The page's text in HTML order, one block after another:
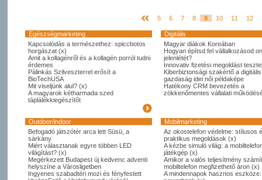
5 6 7 8 9 10 11 12
Egészségmarketing
Digitális
Kapcsolódás a természethez: spiccbotos
horgászat (x)
Amit a kollagénről és a kollagén porról tudni
érdemes
Pálinkás Szilveszterrel erősít a
BioTechUSA
Mit viseljünk alul? (x)
A magyarok kétharmada szed
táplálékkiegészítőt
Magyar diákok Koreában
Hogyan építsd fel vállalkozásod
jelenlétét?
Innovativ fizetési megoldást
Kiberbiztonsági szakértő a digitális
gazdaság idei női példaképe
Hatékony CRM bevezetés a
zökkenőmentes vállalati
Outdoor/indoor
Mobilmarketing
Befogadó játszótér arca lett Süsü, a
sárkány
Miért választanak egyre többen LED
világítást? (x)
Megérkezett Budapest új kedvenc adventi
helyszíne a Városligetben
Ingyenes szabadtéri mozi és fényfestett
Az okostelefon védelme: stílusos
praktikus megoldások (x)
A kézbe simuló világ: a
játékgép (x)
Amikor a valós teljesítmény
mobiltelefon megfizethető áron (x)
A mindennapok hasznos